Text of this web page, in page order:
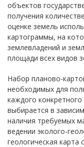
объектов
получения
оценке земель
картограммы, на
землевладений и
площади всех видов
Набор планово-
необходимых для
каждого
выбирается в
наличия требуемых
ведении эколого-
геологическая